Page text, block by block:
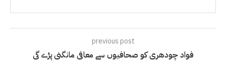
previous post
فواد چودھری کو صحافیوں سے معافی مانگنی پڑے گی